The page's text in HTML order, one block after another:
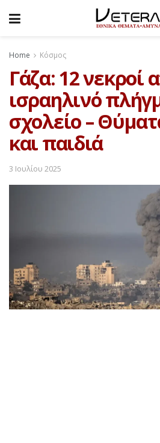
Home Κόσμος
Γάζα: 12 νεκροί
ισραηλινό
σχολείο –
και παιδιά
3 Ιουλίου 2025